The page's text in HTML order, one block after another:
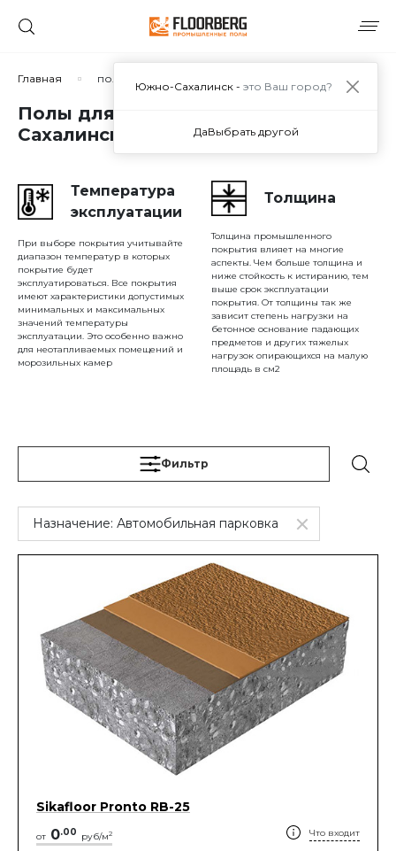
Главная полы для парковок
Полы для парковок в Южно-
Сахалинске
Температура
эксплуатации
При выборе покрытия учитывайте
диапазон температур в которых
покрытие будет
эксплуатироваться. Все покрытия
имеют характеристики допустимых
минимальных и максимальных
значений температуры
эксплуатации. Это особенно важно
для неотапливаемых помещений и
морозильных камер
Толщина
Толщина промышленного
покрытия влияет на многие
аспекты. Чем больше толщина и
ниже стойкость к истиранию, тем
выше срок эксплуатации
покрытия. От толщины так же
зависит степень нагрузки на
бетонное основание падающих
предметов и других тяжелых
нагрузок опирающихся на малую
площадь в см2
Фильтр
Назначение: Автомобильная парковка
Sikafloor Pronto RB-25
от 0.00 руб/м2 Что входит
Южно-Сахалинск - это Ваш город?
ДаВыбрать другой